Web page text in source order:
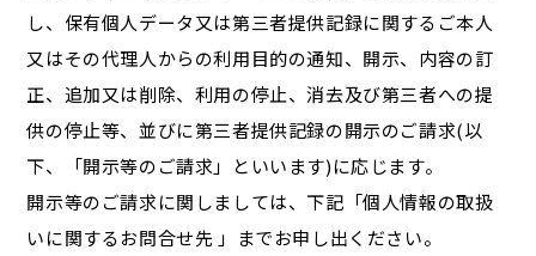
し、保有個人データ又は第三者提供記録に関するご本人
又はその代理人からの利用目的の通知、開示、内容の訂
正、追加又は削除、利用の停止、消去及び第三者への提
供の停止等、並びに第三者提供記録の開示のご請求(以
下、「開示等のご請求」といいます)に応じます。
開示等のご請求に関しましては、下記「個人情報の取扱
いに関するお問合せ先 」までお申し出ください。